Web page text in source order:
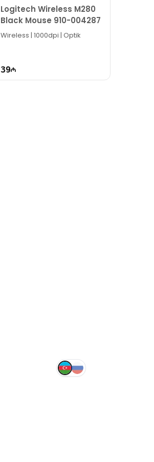
Logitech Wireless M280
Black Mouse 910-004287
Wireless | 1000dpi | Optik
39